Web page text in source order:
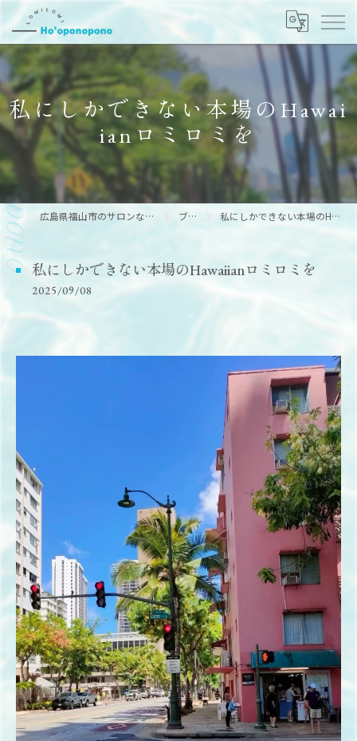
私にしかできない本場のHawai
ianロミロミを
広島県福山市のサロンならHo’oponopono ブログ 私にしかできない本場のHawaiianロミロミを
私にしかできない本場のHawaiianロミロミを
2025/09/08